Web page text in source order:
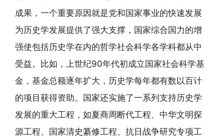
成果，一个重要原因就是党和国家事业的快速发展
为历史学发展提供了强大支撑，国家综合国力的增
强使包括历史学在内的哲学社会科学各学科都从中
受益。比如，上世纪90年代初成立国家社会科学基
金，基金总额逐年扩大，历史学每年都有数以百计
的项目获得资助。国家还实施了一系列支持历史学
发展的重大工程，如夏商周断代工程、中华文明探
源工程、国家清史纂修工程、抗日战争研究专项工